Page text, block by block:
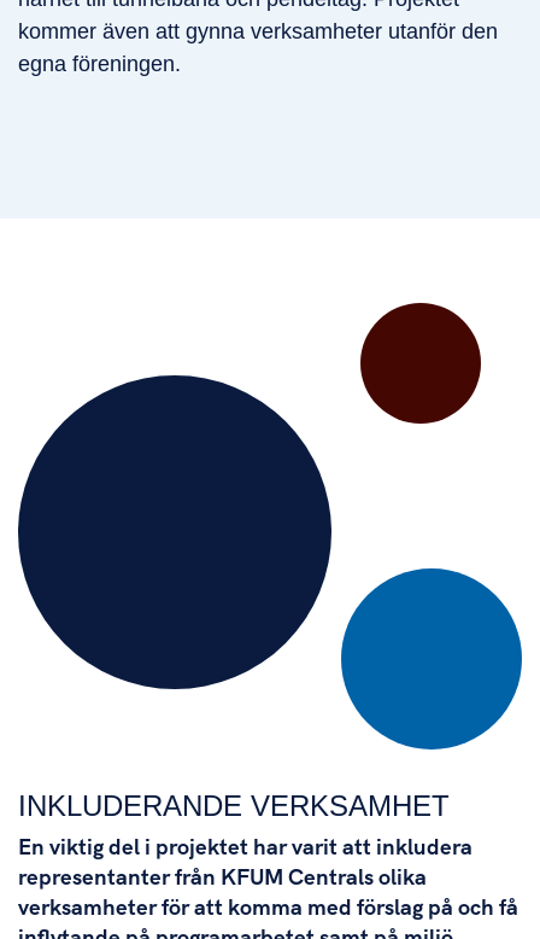
kommer även att gynna verksamheter utanför den
egna föreningen.
INKLUDERANDE VERKSAMHET
En viktig del i projektet har varit att inkludera
representanter från KFUM Centrals olika
verksamheter för att komma med förslag på och få